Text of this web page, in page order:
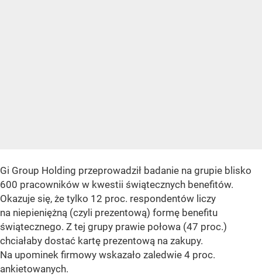
Gi Group Holding przeprowadził badanie na grupie blisko
600 pracowników w kwestii świątecznych benefitów.
Okazuje się, że tylko 12 proc. respondentów liczy
na niepieniężną (czyli prezentową) formę benefitu
świątecznego. Z tej grupy prawie połowa (47 proc.)
chciałaby dostać kartę prezentową na zakupy.
Na upominek firmowy wskazało zaledwie 4 proc.
ankietowanych.